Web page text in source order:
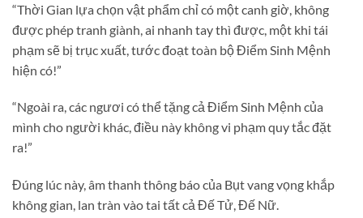
“Thời Gian lựa chọn vật phẩm chỉ có một canh giờ, không
được phép tranh giành, ai nhanh tay thì được, một khi tái
phạm sẽ bị trục xuất, tước đoạt toàn bộ Điểm Sinh Mệnh
hiện có!”
“Ngoài ra, các ngươi có thể tặng cả Điểm Sinh Mệnh của
mình cho người khác, điều này không vi phạm quy tắc đặt
ra!”
Đúng lúc này, âm thanh thông báo của Bụt vang vọng khắp
không gian, lan tràn vào tai tất cả Đế Tử, Đế Nữ.